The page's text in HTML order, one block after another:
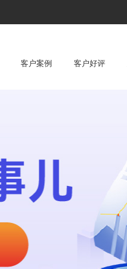
客户案例 客户好评